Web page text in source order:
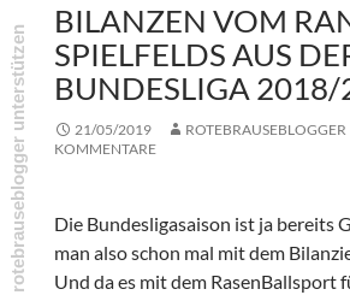
BILANZEN VOM
SPIELFELDS AUS
BUNDESLIGA
21/05/2019 ROTEBRAUSEBLOGGER
KOMMENTARE
Die Bundesligasaison ist ja bereits
man also schon mal mit dem
Und da es mit dem RasenBallsport
rotebrauseblogger unterstützen